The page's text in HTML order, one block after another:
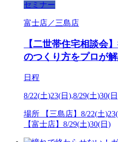
セミナー
富士店／三島店
【二世帯住宅相談会
のつくり方をプロが解
日程
8/22(土)23(日),8/29(土)30(
場所 【三島店】8/22(土
【富士店】8/29(土)30(日)